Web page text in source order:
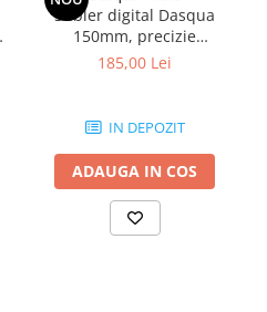
Subler digital Dasqua
150mm, precizie
+/-0,02mm, falci 40mm
185,00 Lei
IN DEPOZIT
ADAUGA IN COS